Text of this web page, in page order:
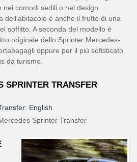
comodi sedili o nel design
dell'abitacolo è anche il frutto di una
soffitto. A seconda del modello è
originale dello Sprinter Mercedes-
oppure per il più sofisticato
da turismo.
SPRINTER TRANSFER
English
Sprinter Transfer